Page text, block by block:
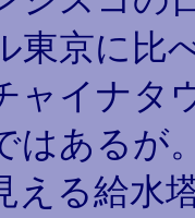
東京に比
ャイナタ
はあるが
える給水